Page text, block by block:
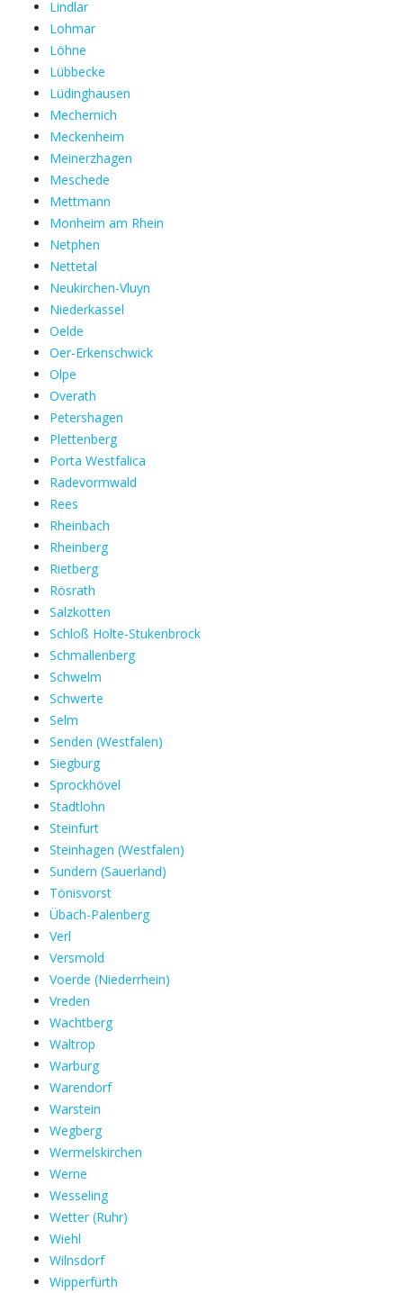
Lindlar
Lohmar
Löhne
Lübbecke
Lüdinghausen
Mechernich
Meckenheim
Meinerzhagen
Meschede
Mettmann
Monheim am Rhein
Netphen
Nettetal
Neukirchen-Vluyn
Niederkassel
Oelde
Oer-Erkenschwick
Olpe
Overath
Petershagen
Plettenberg
Porta Westfalica
Radevormwald
Rees
Rheinbach
Rheinberg
Rietberg
Rösrath
Salzkotten
Schloß Holte-Stukenbrock
Schmallenberg
Schwelm
Schwerte
Selm
Senden (Westfalen)
Siegburg
Sprockhövel
Stadtlohn
Steinfurt
Steinhagen (Westfalen)
Sundern (Sauerland)
Tönisvorst
Übach-Palenberg
Verl
Versmold
Voerde (Niederrhein)
Vreden
Wachtberg
Waltrop
Warburg
Warendorf
Warstein
Wegberg
Wermelskirchen
Werne
Wesseling
Wetter (Ruhr)
Wiehl
Wilnsdorf
Wipperfürth